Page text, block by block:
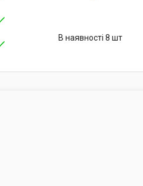
В наявності 8 шт